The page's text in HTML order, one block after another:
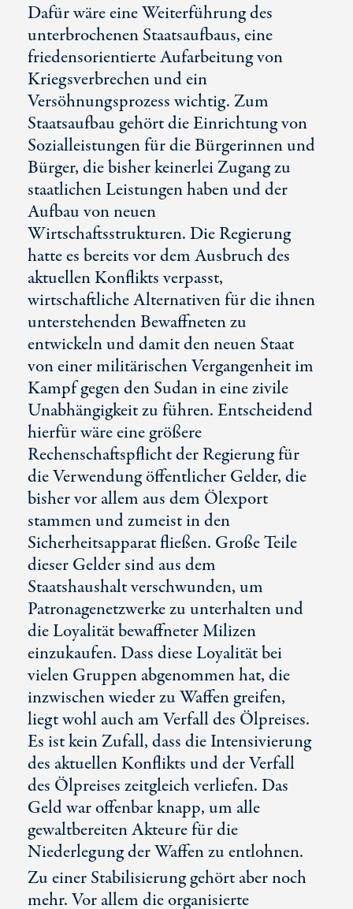
Dafür wäre eine Weiterführung des
unterbrochenen Staatsaufbaus, eine
friedensorientierte Aufarbeitung von
Kriegsverbrechen und ein
Versöhnungsprozess wichtig. Zum
Staatsaufbau gehört die Einrichtung von
Sozialleistungen für die Bürgerinnen und
Bürger, die bisher keinerlei Zugang zu
staatlichen Leistungen haben und der
Aufbau von neuen
Wirtschaftsstrukturen. Die Regierung
hatte es bereits vor dem Ausbruch des
aktuellen Konflikts verpasst,
wirtschaftliche Alternativen für die ihnen
unterstehenden Bewaffneten zu
entwickeln und damit den neuen Staat
von einer militärischen Vergangenheit im
Kampf gegen den Sudan in eine zivile
Unabhängigkeit zu führen. Entscheidend
hierfür wäre eine größere
Rechenschaftspflicht der Regierung für
die Verwendung öffentlicher Gelder, die
bisher vor allem aus dem Ölexport
stammen und zumeist in den
Sicherheitsapparat fließen. Große Teile
dieser Gelder sind aus dem
Staatshaushalt verschwunden, um
Patronagenetzwerke zu unterhalten und
die Loyalität bewaffneter Milizen
einzukaufen. Dass diese Loyalität bei
vielen Gruppen abgenommen hat, die
inzwischen wieder zu Waffen greifen,
liegt wohl auch am Verfall des Ölpreises.
Es ist kein Zufall, dass die Intensivierung
des aktuellen Konflikts und der Verfall
des Ölpreises zeitgleich verliefen. Das
Geld war offenbar knapp, um alle
gewaltbereiten Akteure für die
Niederlegung der Waffen zu entlohnen.
Zu einer Stabilisierung gehört aber noch
mehr. Vor allem die organisierte